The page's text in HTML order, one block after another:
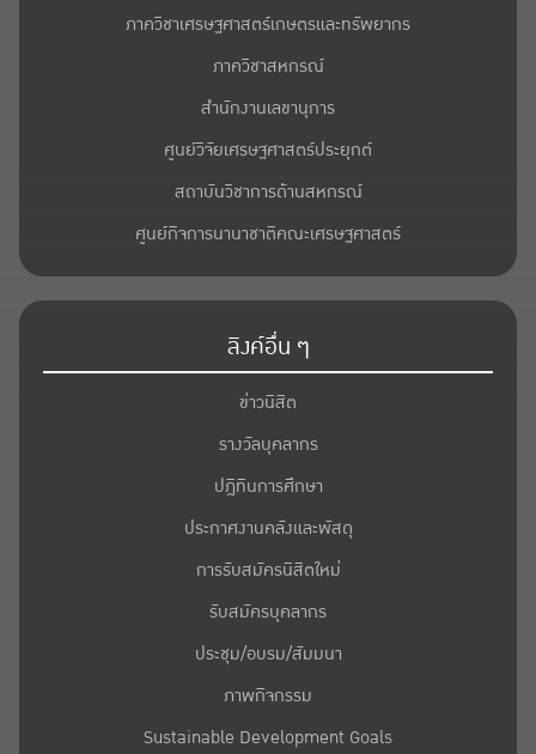
ภาควิชาเศรษฐศาสตร์เกษตรและทรัพยากร
ภาควิชาสหกรณ์
สำนักงานเลขานุการ
ศูนย์วิจัยเศรษฐศาสตร์ประยุกต์
สถาบันวิชาการด้านสหกรณ์
ศูนย์กิจการนานาชาติคณะเศรษฐศาสตร์
ลิงค์อื่น ๆ
ข่าวนิสิต
รางวัลบุคลากร
ปฎิทินการศึกษา
ประกาศงานคลังและพัสดุ
การรับสมัครนิสิตใหม่
รับสมัครบุคลากร
ประชุม/อบรม/สัมมนา
ภาพกิจกรรม
Sustainable Development Goals